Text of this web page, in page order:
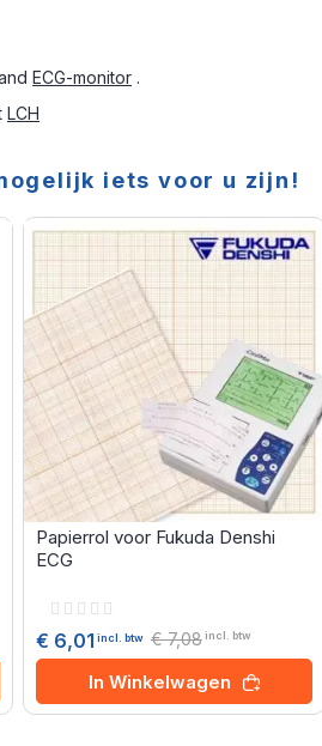
ECG-monitor .
LCH
iets voor u zijn!
Papierrol voor Fukuda Denshi
ECG
Rating:
€ 6,01 incl. btw € 7,08 incl. btw
In Winkelwagen